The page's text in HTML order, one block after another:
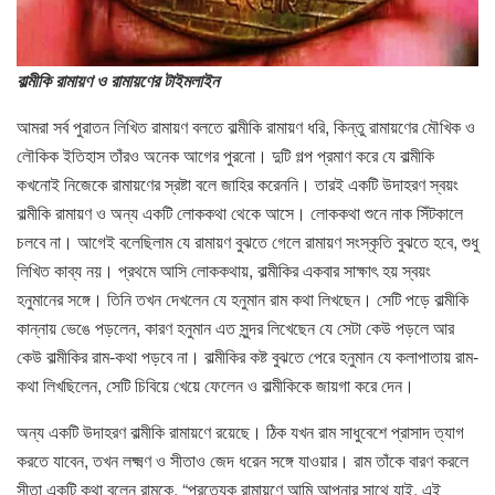
বাল্মীকি রামায়ণ ও রামায়ণের টাইমলাইন
আমরা সর্ব পুরাতন লিখিত রামায়ণ বলতে বাল্মীকি রামায়ণ ধরি, কিন্তু রামায়ণের মৌখিক ও
লৌকিক ইতিহাস তাঁরও অনেক আগের পুরনো। দুটি গল্প প্রমাণ করে যে বাল্মীকি
কখনোই নিজেকে রামায়ণের স্রষ্টা বলে জাহির করেননি। তারই একটি উদাহরণ স্বয়ং
বাল্মীকি রামায়ণ ও অন্য একটি লোককথা থেকে আসে। লোককথা শুনে নাক সিঁটকালে
চলবে না। আগেই বলেছিলাম যে রামায়ণ বুঝতে গেলে রামায়ণ সংস্কৃতি বুঝতে হবে, শুধু
লিখিত কাব্য নয়। প্রথমে আসি লোককথায়, বাল্মীকির একবার সাক্ষাৎ হয় স্বয়ং
হনুমানের সঙ্গে। তিনি তখন দেখলেন যে হনুমান রাম কথা লিখছেন। সেটি পড়ে বাল্মীকি
কান্নায় ভেঙে পড়লেন, কারণ হনুমান এত সুন্দর লিখেছেন যে সেটা কেউ পড়লে আর
কেউ বাল্মীকির রাম-কথা পড়বে না। বাল্মীকির কষ্ট বুঝতে পেরে হনুমান যে কলাপাতায় রাম-
কথা লিখছিলেন, সেটি চিবিয়ে খেয়ে ফেলেন ও বাল্মীকিকে জায়গা করে দেন।
অন্য একটি উদাহরণ বাল্মীকি রামায়ণে রয়েছে। ঠিক যখন রাম সাধুবেশে প্রাসাদ ত্যাগ
করতে যাবেন, তখন লক্ষ্মণ ও সীতাও জেদ ধরেন সঙ্গে যাওয়ার। রাম তাঁকে বারণ করলে
সীতা একটি কথা বলেন রামকে, “প্রত্যেক রামায়ণে আমি আপনার সাথে যাই, এই